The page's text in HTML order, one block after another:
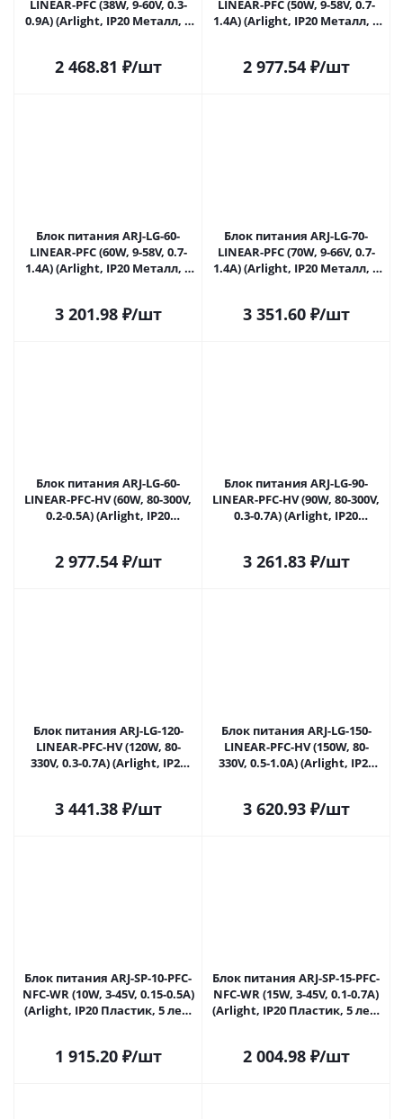
LINEAR-PFC (38W, 9-60V, 0.3-
0.9A) (Arlight, IP20 Металл, 5
2 468.81 ₽/шт
LINEAR-PFC (50W, 9-58V, 0.7-
1.4A) (Arlight, IP20 Металл, 5
2 977.54₽/шт
Блок питания ARJ-LG-60-
LINEAR-PFC (60W, 9-58V, 0.7-
1.4A) (Arlight, IP20 Металл, 5
3 201.98₽/шт
Блок питания ARJ-LG-70-
LINEAR-PFC (70W, 9-66V, 0.7-
1.4A) (Arlight, IP20 Металл, 5
3 351.60₽/шт
Блок питания ARJ-LG-60-
LINEAR-PFC-HV (60W, 80-300V,
0.2-0.5A) (Arlight, IP20
2 977.54₽/шт
Блок питания ARJ-LG-90-
LINEAR-PFC-HV (90W, 80-300V,
0.3-0.7A) (Arlight, IP20
3 261.83₽/шт
Блок питания ARJ-LG-120-
LINEAR-PFC-HV (120W, 80-
330V, 0.3-0.7A) (Arlight, IP20
3 441.38₽/шт
Блок питания ARJ-LG-150-
LINEAR-PFC-HV (150W, 80-
330V, 0.5-1.0A) (Arlight, IP20
3 620.93₽/шт
Блок питания ARJ-SP-10-PFC-
NFC-WR (10W, 3-45V, 0.15-0.5A)
(Arlight, IP20 Пластик, 5 лет)
1 915.20₽/шт
Блок питания ARJ-SP-15-PFC-
NFC-WR (15W, 3-45V, 0.1-0.7A)
(Arlight, IP20 Пластик, 5 лет)
2 004.98₽/шт